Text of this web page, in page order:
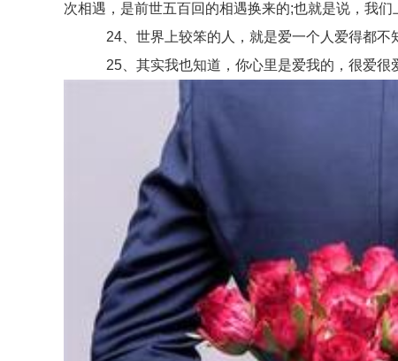
次相遇，是前世五百回的相遇换来的;也就是说，我
24、世界上较笨的人，就是爱一个人爱得都不
25、其实我也知道，你心里是爱我的，很爱很